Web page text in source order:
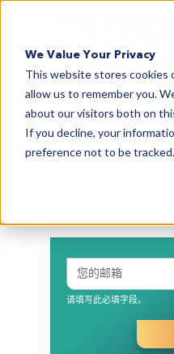
We Value Your Privacy
This website stores cookies
allow us to remember you.
about our visitors both on
If you decline, your
preference not to be tracked.
请填写此必填字段。